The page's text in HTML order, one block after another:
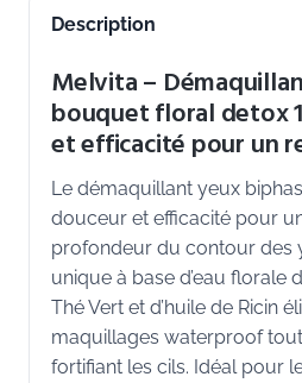
Description
Melvita –
bouquet floral detox
et efficacité pour un
Le démaquillant yeux
douceur et efficacité pour
profondeur du contour des
unique à base d’eau florale
Thé Vert et d’huile de Ricin
maquillages waterproof
fortifiant les cils. Idéal pour